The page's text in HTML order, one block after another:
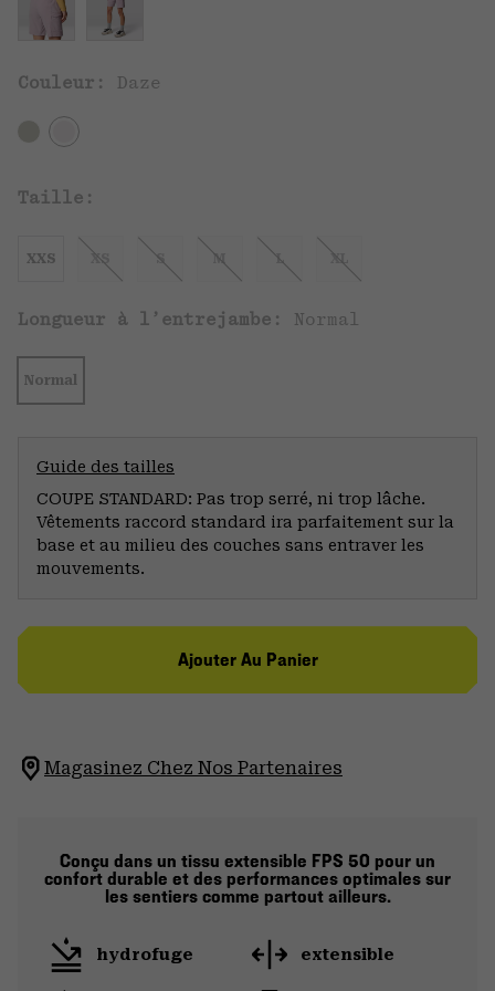
Couleur: Daze
Taille:
XXS XS S M L XL
Longueur à l’entrejambe: Normal
Normal
Guide des tailles
COUPE STANDARD: Pas trop serré, ni trop lâche.
Vêtements raccord standard ira parfaitement sur la
base et au milieu des couches sans entraver les
mouvements.
Ajouter Au Panier
Magasinez Chez Nos Partenaires
Conçu dans un tissu extensible FPS 50 pour un
confort durable et des performances optimales sur
les sentiers comme partout ailleurs.
hydrofuge extensible